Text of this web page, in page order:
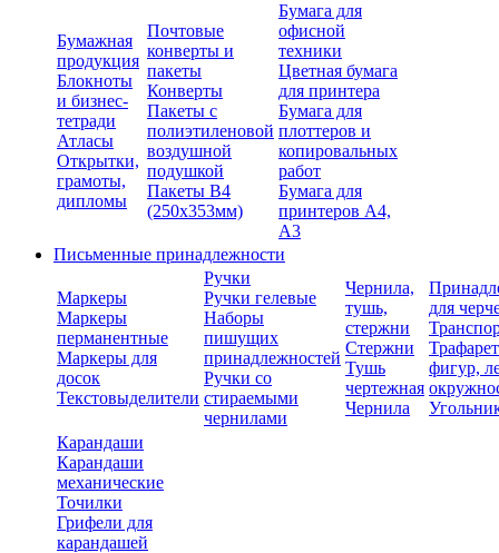
Бумажная
продукция
Блокноты
и бизнес-
тетради
Атласы
Открытки,
грамоты,
дипломы
Почтовые
конверты и
пакеты
Конверты
Пакеты с
полиэтиленовой
воздушной
подушкой
Пакеты В4
(250х353мм)
Бумага для
офисной
техники
Цветная бумага
для принтера
Бумага для
плоттеров и
копировальных
работ
Бумага для
принтеров А4,
А3
Письменные принадлежности
Маркеры
Маркеры
перманентные
Маркеры для
досок
Текстовыделители
Ручки
Ручки гелевые
Наборы
пишущих
принадлежностей
Ручки со
стираемыми
чернилами
Чернила,
тушь,
стержни
Стержни
Тушь
чертежная
Чернила
для
фигур,
Карандаши
Карандаши
механические
Точилки
Грифели для
карандашей